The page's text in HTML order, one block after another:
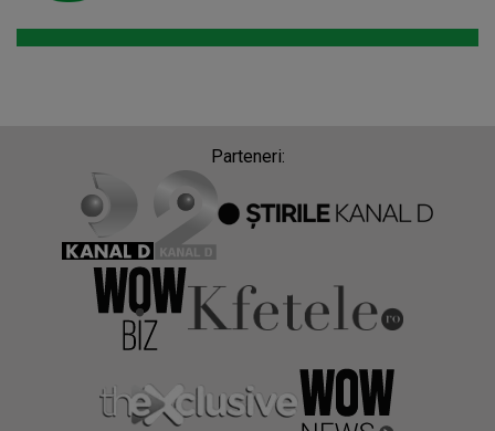
Parteneri: